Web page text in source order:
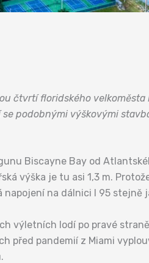
čtvrtí floridského
podobnými výškovými
Biscayne Bay od
výška je tu asi 1,3 m.
na dálnici I 95 stejně
výletních lodí po pravé
před pandemií z Miami